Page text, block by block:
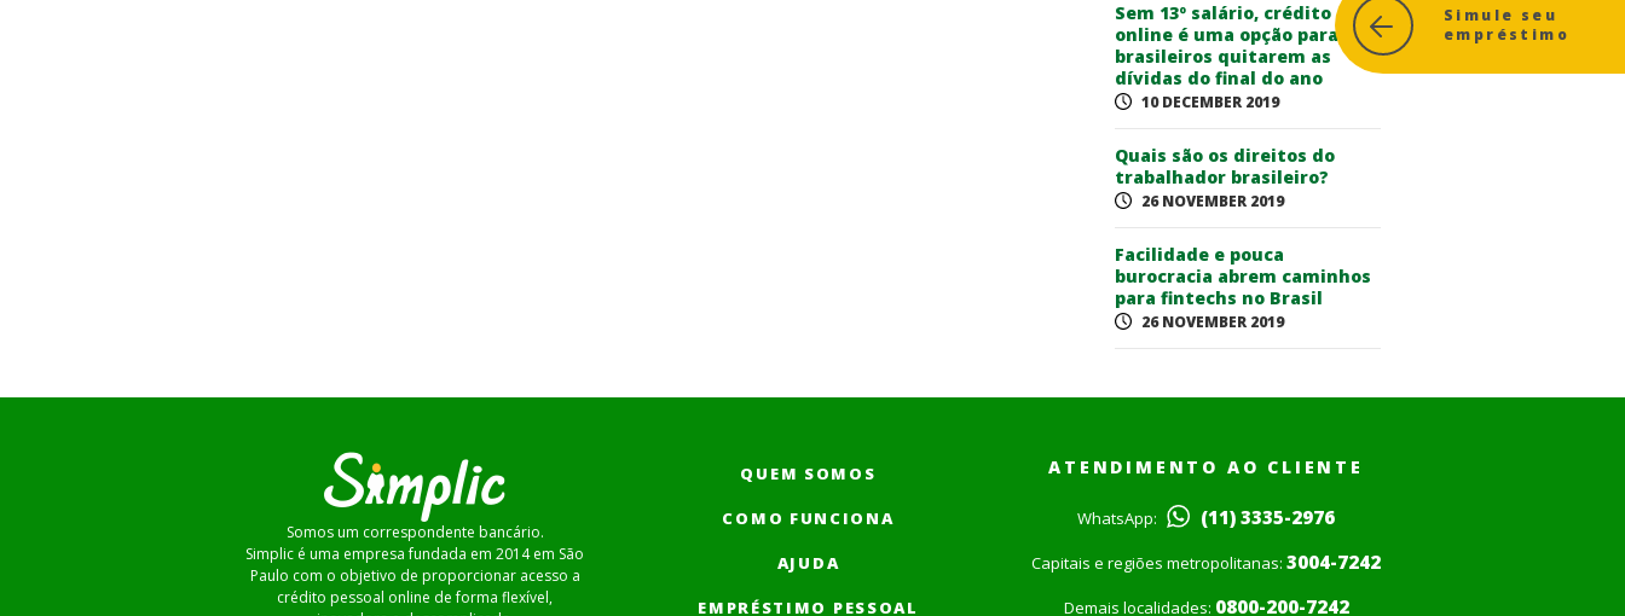
Sem 13º salário, crédito
online é uma opção para
brasileiros quitarem as
dívidas do final do ano
10 DECEMBER 2019
Quais são os direitos do
trabalhador brasileiro?
26 NOVEMBER 2019
Facilidade e pouca
burocracia abrem caminhos
para fintechs no Brasil
26 NOVEMBER 2019
Somos um correspondente bancário.
Simplic é uma empresa fundada em 2014 em São
Paulo com o objetivo de proporcionar acesso a
crédito pessoal online de forma flexível,
QUEM SOMOS
COMO FUNCIONA
AJUDA
EMPRÉSTIMO PESSOAL
ATENDIMENTO AO CLIENTE
WhatsApp: (11) 3335-2976
Capitais e regiões metropolitanas: 3004-7242
Demais localidades: 0800-200-7242
Simule seu
empréstimo